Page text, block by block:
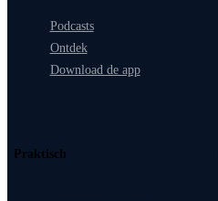
Podcasts
Ontdek
Download de app
Praktisch